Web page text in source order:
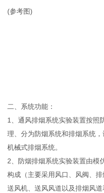
(参考图)
二、系统功能：
1、通风排烟系统实验装置按照
理、分为防烟系统和排烟系统
机械式排烟系统。
2、防烟排烟系统实验装置由模
构成（主要采用风口、风阀、
送风机、送风风道以及排烟风